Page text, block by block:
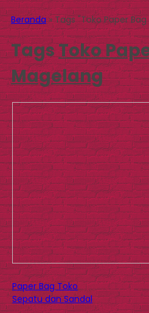
Beranda»Tags "Toko Paper
TagsToko
Magelang
Paper Bag Toko
Sepatu dan Sandal